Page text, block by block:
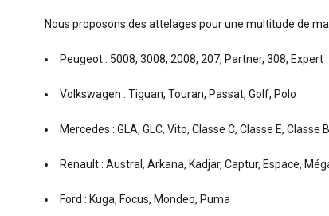
Nous proposons des attelages pour une multitude de
Peugeot : 5008, 3008, 2008, 207, Partner, 308, Expert
Volkswagen : Tiguan, Touran, Passat, Golf, Polo
Mercedes : GLA, GLC, Vito, Classe C, Classe E, Classe B
Renault : Austral, Arkana, Kadjar, Captur, Espace,
Ford : Kuga, Focus, Mondeo, Puma